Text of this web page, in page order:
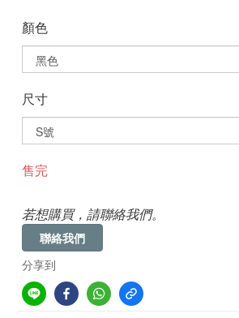
顏色
尺寸
售完
若想購買，請聯絡我們。
聯絡我們
分享到